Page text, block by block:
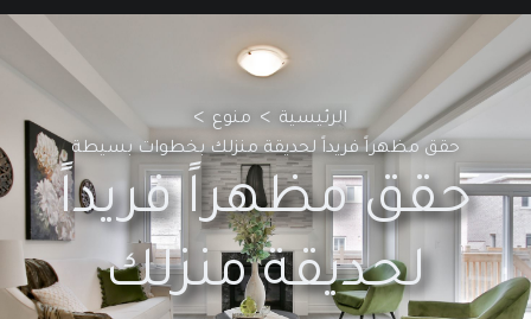
الرئيسية > منوع >
حقق مظهراً فريداً لحديقة منزلك بخطوات بسيطة
حقق مظهراً فريداً
لحديقة منزلك